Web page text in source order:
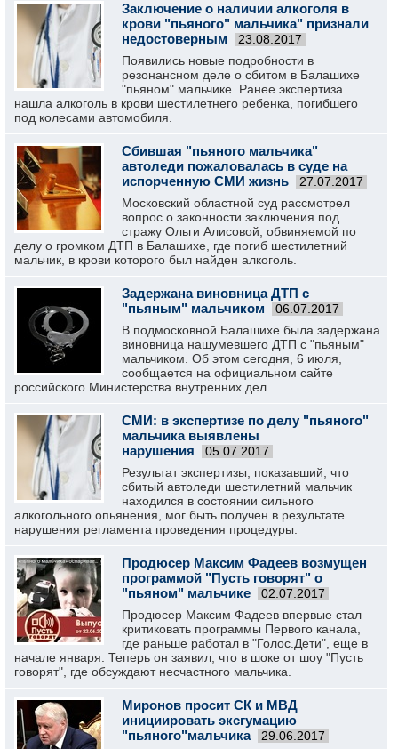
Заключение о наличии алкоголя в
крови "пьяного" мальчика" признали
недостоверным
23.08.2017
Появились новые подробности в
резонансном деле о сбитом в Балашихе
"пьяном" мальчике. Ранее экспертиза
нашла алкоголь в крови шестилетнего ребенка, погибшего
под колесами автомобиля.
Сбившая "пьяного мальчика"
автоледи пожаловалась в суде на
испорченную СМИ жизнь
27.07.2017
Московский областной суд рассмотрел
вопрос о законности заключения под
стражу Ольги Алисовой, обвиняемой по
делу о громком ДТП в Балашихе, где погиб шестилетний
мальчик, в крови которого был найден алкоголь.
Задержана виновница ДТП с
"пьяным" мальчиком
06.07.2017
В подмосковной Балашихе была задержана
виновница нашумевшего ДТП с "пьяным"
мальчиком. Об этом сегодня, 6 июля,
сообщается на официальном сайте
российского Министерства внутренних дел.
СМИ: в экспертизе по делу "пьяного"
мальчика выявлены
нарушения
05.07.2017
Результат экспертизы, показавший, что
сбитый автоледи шестилетний мальчик
находился в состоянии сильного
алкогольного опьянения, мог быть получен в результате
нарушения регламента проведения процедуры.
Продюсер Максим Фадеев возмущен
программой "Пусть говорят" о
"пьяном" мальчике
02.07.2017
Продюсер Максим Фадеев впервые стал
критиковать программы Первого канала,
где раньше работал в "Голос.Дети", еще в
начале января. Теперь он заявил, что в шоке от шоу "Пусть
говорят", где обсуждают несчастного мальчика.
Миронов просит СК и МВД
инициировать эксгумацию
"пьяного"мальчика
29.06.2017